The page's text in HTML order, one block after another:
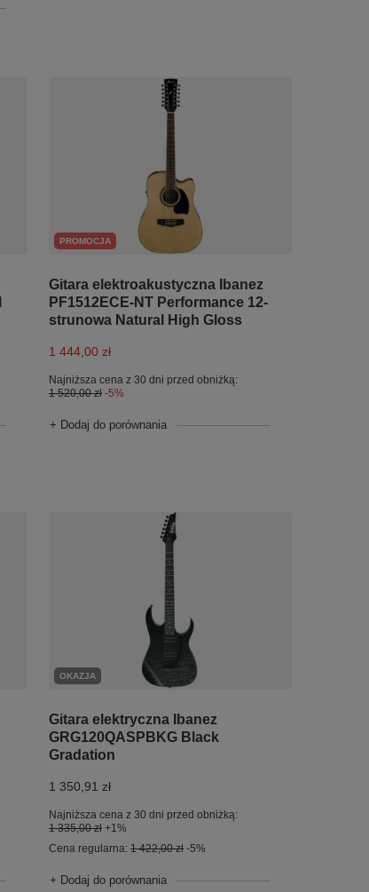
PROMOCJA
Gitara elektroakustyczna Ibanez
PF1512ECE-NT Performance 12-
strunowa Natural High Gloss
1 444,00 zł
Najniższa cena z 30 dni przed obniżką:
1 520,00 zł -5%
+ Dodaj do porównania
OKAZJA
Gitara elektryczna Ibanez
GRG120QASPBKG Black
Gradation
1 350,91 zł
Najniższa cena z 30 dni przed obniżką:
1 335,00 zł +1%
Cena regularna: 1 422,00 zł -5%
+ Dodaj do porównania